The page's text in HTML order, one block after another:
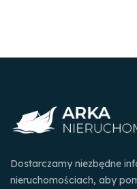
Dostarczamy niezbędne
nieruchomościach, aby